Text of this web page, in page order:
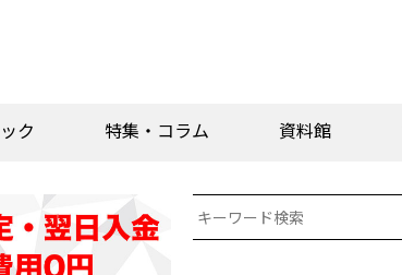
ク 特集・コラム 資料館